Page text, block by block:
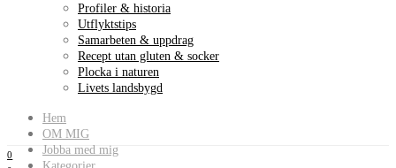
Profiler & historia
Utflyktstips
Samarbeten & uppdrag
Recept utan gluten & socker
Plocka i naturen
Livets landsbygd
Hem
OM MIG
Jobba med mig
0